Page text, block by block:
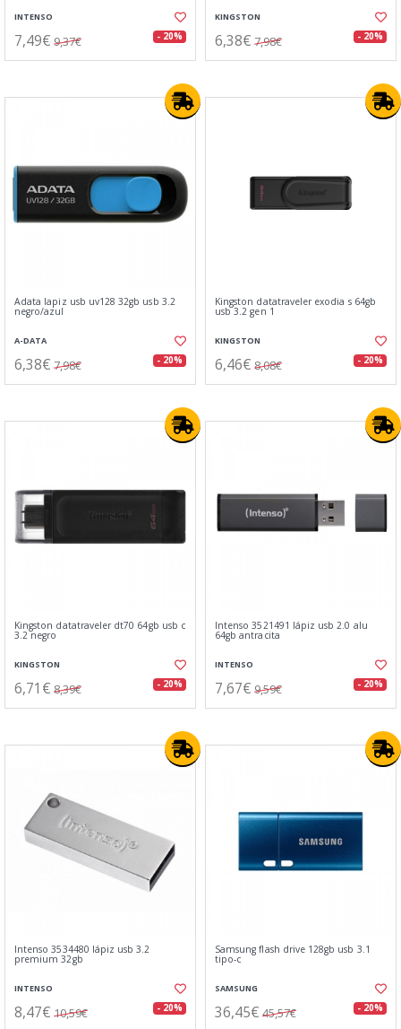
INTENSO
7,49€ 9,37€ - 20%
KINGSTON
6,38€ 7,98€ - 20%
Adata lapiz usb uv128 32gb usb 3.2
negro/azul
A-DATA
6,38€ 7,98€ - 20%
Kingston datatraveler exodia s 64gb
usb 3.2 gen 1
KINGSTON
6,46€ 8,08€ - 20%
Kingston datatraveler dt70 64gb usb c
3.2 negro
KINGSTON
6,71€ 8,39€ - 20%
Intenso 3521491 lápiz usb 2.0 alu
64gb antracita
INTENSO
7,67€ 9,59€ - 20%
Intenso 3534480 lápiz usb 3.2
premium 32gb
INTENSO
8,47€ 10,59€ - 20%
Samsung flash drive 128gb usb 3.1
tipo-c
SAMSUNG
36,45€ 45,57€ - 20%